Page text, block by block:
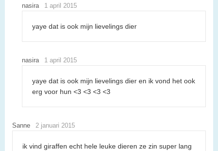
nasira 1 april 2015
yaye dat is ook mijn lievelings dier
nasira 1 april 2015
yaye dat is ook mijn lievelings dier en ik vond het ook
erg voor hun <3 <3 <3 <3
Sanne 2 januari 2015
ik vind giraffen echt hele leuke dieren ze zin super lang